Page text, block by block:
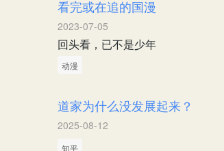
看完或在追的国漫
2023-07-05
回头看，已不是少年
动漫
道家为什么没发展起来？
2025-08-12
知乎